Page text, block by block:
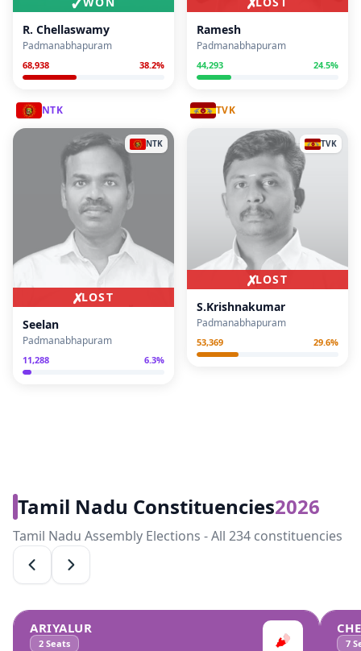
R. Chellaswamy
Padmanabhapuram
68,938 38.2%
Ramesh
Padmanabhapuram
44,293 24.5%
NTK
✗LOST
NTK
Seelan
Padmanabhapuram
11,288 6.3%
TVK
✗LOST
TVK
S.Krishnakumar
Padmanabhapuram
53,369 29.6%
Tamil Nadu Constituencies2026
Tamil Nadu Assembly Elections - All 234 constituencies
ARIYALUR
2 Seats 7